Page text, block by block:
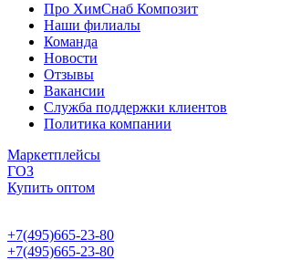
Про ХимСнаб Композит
Наши филиалы
Команда
Новости
Отзывы
Вакансии
Служба поддержки клиентов
Политика компании
Маркетплейсы
ГОЗ
Купить оптом
+7(495)665-23-80
+7(495)665-23-80